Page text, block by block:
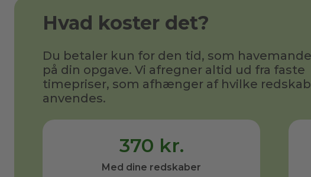
Hvad koster det?
Du betaler kun for den tid, som
på din opgave. Vi afregner altid ud fra faste
timepriser, som afhænger af hvilke
anvendes.
370 kr.
Med dine redskaber